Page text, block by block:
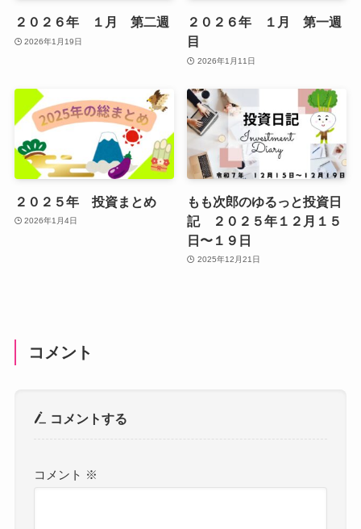
２０２６年 １月 第二週
2026年1月19日
２０２６年 １月 第一週
目
2026年1月11日
２０２５年 投資まとめ
2026年1月4日
もも次郎のゆるっと投資日
記 ２０２５年１２月１５
日〜１９日
2025年12月21日
コメント
コメントする
コメント ※